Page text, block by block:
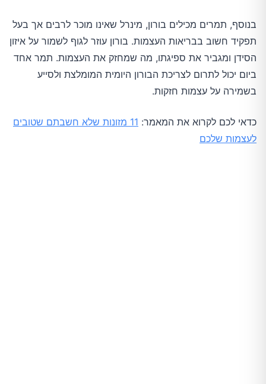
בנוסף, תמרים מכילים בורון, מינרל שאינו מוכר לרבים אך בעל
תפקיד חשוב בבריאות העצמות. בורון עוזר לגוף לשמור על איזון
הסידן ומגביר את ספיגתו, מה שמחזק את העצמות. תמר אחד
ביום יכול לתרום לצריכת הבורון היומית המומלצת ולסייע
בשמירה על עצמות חזקות.
כדאי לכם לקרוא את המאמר:
11 מזונות שלא חשבתם שטובים
לעצמות שלכם